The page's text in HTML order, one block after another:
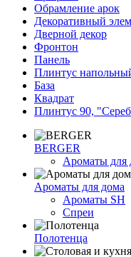
Обрамление арок
Декоративный
Дверной декор
Фронтон
Панель
Плинтус
База
Квадрат
Плинтус 90,
BERGER
Ароматы для
Ароматы для дома
Ароматы SH
Спреи
Полотенца